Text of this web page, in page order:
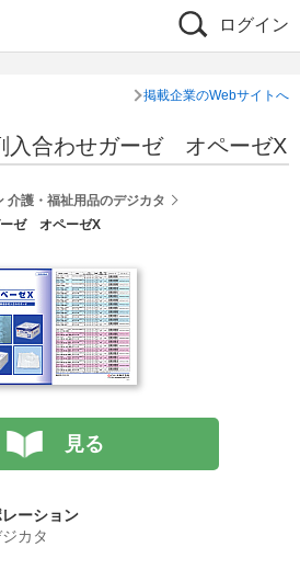
ログイン
掲載企業のWebサイトへ
合わせガーゼ オペーゼX
介護・福祉用品のデジカタ
ゼ オペーゼX
見る
ーション
カタ